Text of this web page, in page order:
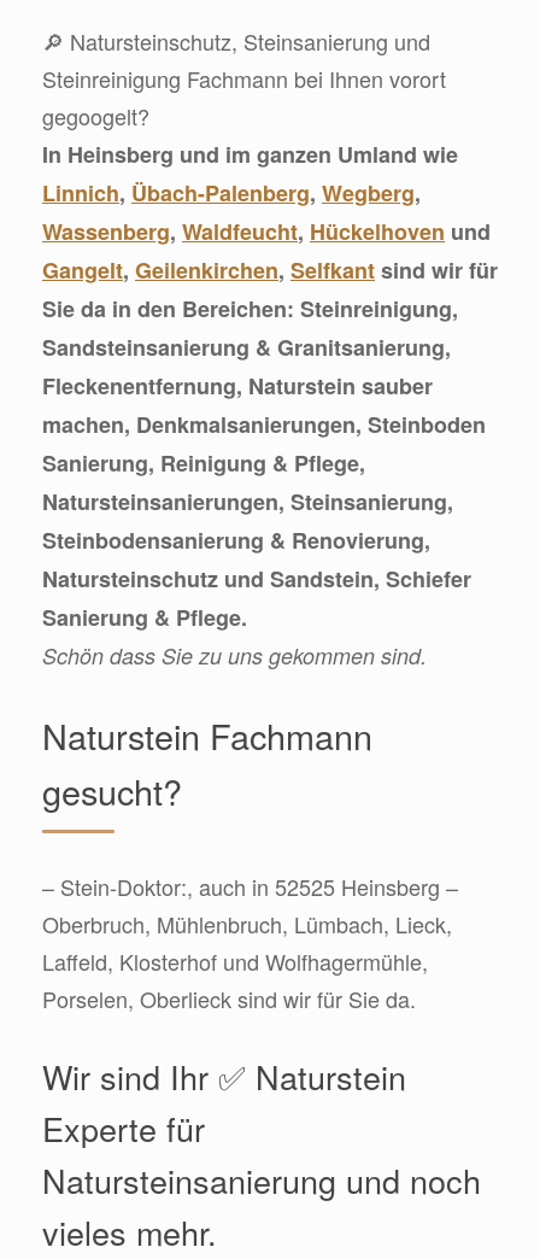
🔎 Natursteinschutz, Steinsanierung und
Steinreinigung Fachmann bei Ihnen vorort
gegoogelt?
In Heinsberg und im ganzen Umland wie
Linnich, Übach-Palenberg, Wegberg,
Wassenberg, Waldfeucht, Hückelhoven und
Gangelt, Geilenkirchen, Selfkantsind wir für
Sie da in den Bereichen: Steinreinigung,
Sandsteinsanierung & Granitsanierung,
Fleckenentfernung, Naturstein sauber
machen, Denkmalsanierungen, Steinboden
Sanierung, Reinigung & Pflege,
Natursteinsanierungen, Steinsanierung,
Steinbodensanierung & Renovierung,
Natursteinschutz und Sandstein, Schiefer
Sanierung & Pflege.
Schön dass Sie zu uns gekommen sind.
Naturstein Fachmann
gesucht?
– Stein-Doktor:, auch in 52525 Heinsberg –
Oberbruch, Mühlenbruch, Lümbach, Lieck,
Laffeld, Klosterhof und Wolfhagermühle,
Porselen, Oberlieck sind wir für Sie da.
Wir sind Ihr ✅ Naturstein
Experte für
Natursteinsanierung und noch
vieles mehr.